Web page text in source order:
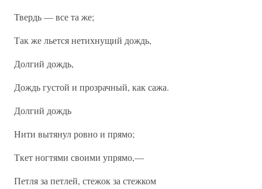
Твердь — все та же;
Так же льется нетихнущий дождь,
Долгий дождь,
Дождь густой и прозрачный, как сажа.
Долгий дождь
Нити вытянул ровно и прямо;
Ткет ногтями своими упрямо,—
Петля за петлей, стежок за стежком